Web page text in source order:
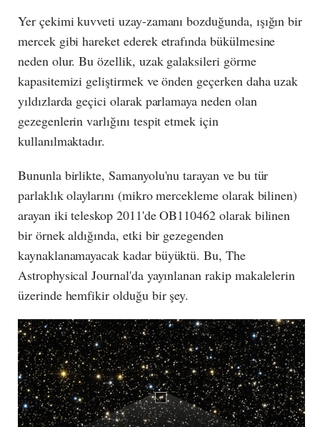
Yer çekimi kuvveti uzay-zamanı bozduğunda, ışığın bir
mercek gibi hareket ederek etrafında bükülmesine
neden olur. Bu özellik, uzak galaksileri görme
kapasitemizi geliştirmek ve önden geçerken daha uzak
yıldızlarda geçici olarak parlamaya neden olan
gezegenlerin varlığını tespit etmek için
kullanılmaktadır.
Bununla birlikte, Samanyolu'nu tarayan ve bu tür
parlaklık olaylarını (mikro mercekleme olarak bilinen)
arayan iki teleskop 2011'de OB110462 olarak bilinen
bir örnek aldığında, etki bir gezegenden
kaynaklanamayacak kadar büyüktü. Bu, The
Astrophysical Journal'da yayınlanan rakip makalelerin
üzerinde hemfikir olduğu bir şey.